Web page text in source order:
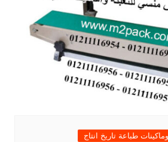
طباعة تاريخ انتاج